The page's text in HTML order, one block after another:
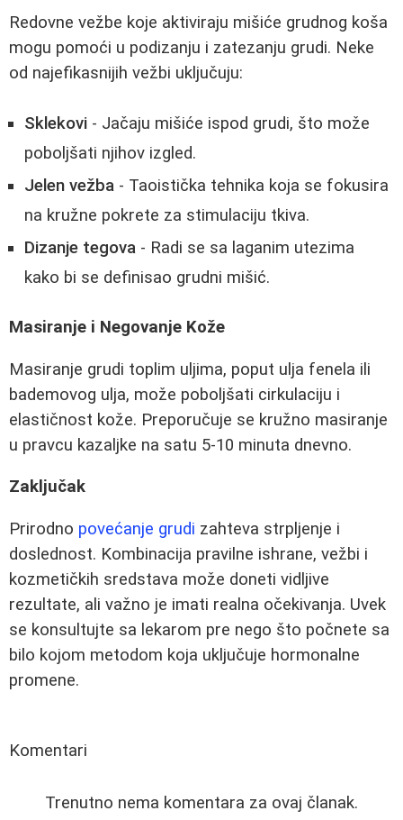
Redovne vežbe koje aktiviraju mišiće grudnog koša
mogu pomoći u podizanju i zatezanju grudi. Neke
od najefikasnijih vežbi uključuju:
Sklekovi - Jačaju mišiće ispod grudi, što može
poboljšati njihov izgled.
Jelen vežba - Taoistička tehnika koja se fokusira
na kružne pokrete za stimulaciju tkiva.
Dizanje tegova - Radi se sa laganim utezima
kako bi se definisao grudni mišić.
Masiranje i Negovanje Kože
Masiranje grudi toplim uljima, poput ulja fenela ili
bademovog ulja, može poboljšati cirkulaciju i
elastičnost kože. Preporučuje se kružno masiranje
u pravcu kazaljke na satu 5-10 minuta dnevno.
Zaključak
Prirodno povećanje grudi zahteva strpljenje i
doslednost. Kombinacija pravilne ishrane, vežbi i
kozmetičkih sredstava može doneti vidljive
rezultate, ali važno je imati realna očekivanja. Uvek
se konsultujte sa lekarom pre nego što počnete sa
bilo kojom metodom koja uključuje hormonalne
promene.
Komentari
Trenutno nema komentara za ovaj članak.